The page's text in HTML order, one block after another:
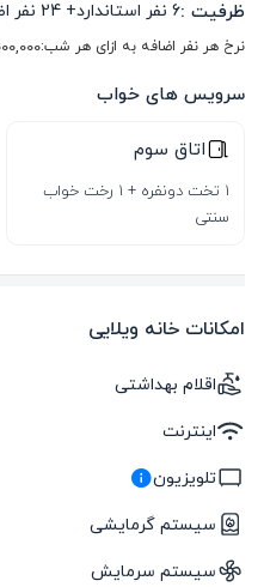
ظرفیت :6 نفر استاندارد+
24 نفر
نرخ هر نفر اضافه به ازای هر شب:
سرویس های خواب
اتاق سوم
1 تخت دونفره + 1 رخت خواب
سنتی
امکانات خانه ویلایی
اقلام بهداشتی
اینترنت
تلویزیون
سیستم گرمایشی
سیستم سرمایش